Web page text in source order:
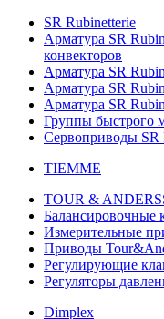
SR Rubinetterie
Арматура SR
конвекторов
Арматура SR
Арматура SR
Арматура SR
Группы быстрого
Сервоприводы SR
TIEMME
TOUR &
Балансировочные
Измерительные
Приводы
Регулирующие
Регуляторы
Dimplex